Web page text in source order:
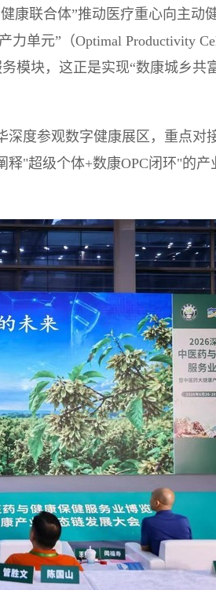
康联合体”推动医疗重心向主动
力单元”（Optimal Productivity
模块，这正是实现“数康城乡共
度参观数字健康展区，重点对
"超级个体+数康OPC闭环"的产